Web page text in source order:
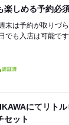
楽しめる予約必
末は予約が取りづ
でも入店は可能で
にてリト
セット